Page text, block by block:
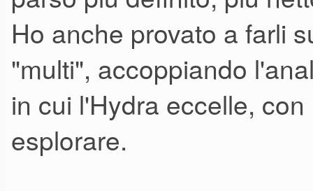
Per quanto riguarda i soli, la
suoni in monofonico rende il
punto di vista.
I suoni escono belli grassi,
piacevolmente "nodosi",
buon Enzo
Ho anche provato a farli
"multi", accoppiando
in cui l'Hydra eccelle,
esplorare.